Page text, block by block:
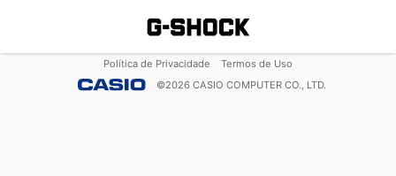
Política de Privacidade
Termos de Uso
©2026 CASIO COMPUTER CO., LTD.